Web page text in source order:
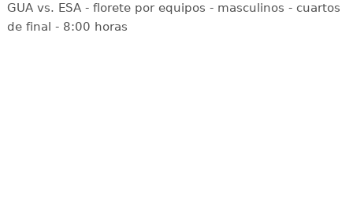
GUA vs. ESA - florete por equipos - masculinos - cuartos
de final - 8:00 horas